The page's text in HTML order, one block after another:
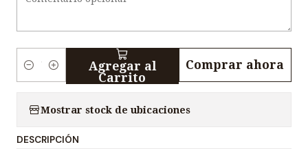
i
Agregar al
Carrito
Comprar ahora
Mostrar stock de ubicaciones
DESCRIPCIÓN